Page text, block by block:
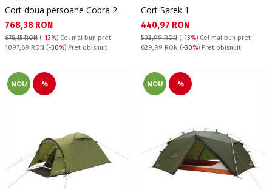
Cort doua persoane Cobra 2
Текуща цена:
768,38 RON
878,15 RON (-13%) Cel mai bun pret
Pret obisnuit:
1097,69 RON (-30%) Pret obisnuit
Cort Sarek 1
Текуща цена:
440,97 RON
503,99 RON (-13%) Cel mai bun pret
Pret obisnuit:
629,99 RON (-30%) Pret obisnuit
NOU % NOU %